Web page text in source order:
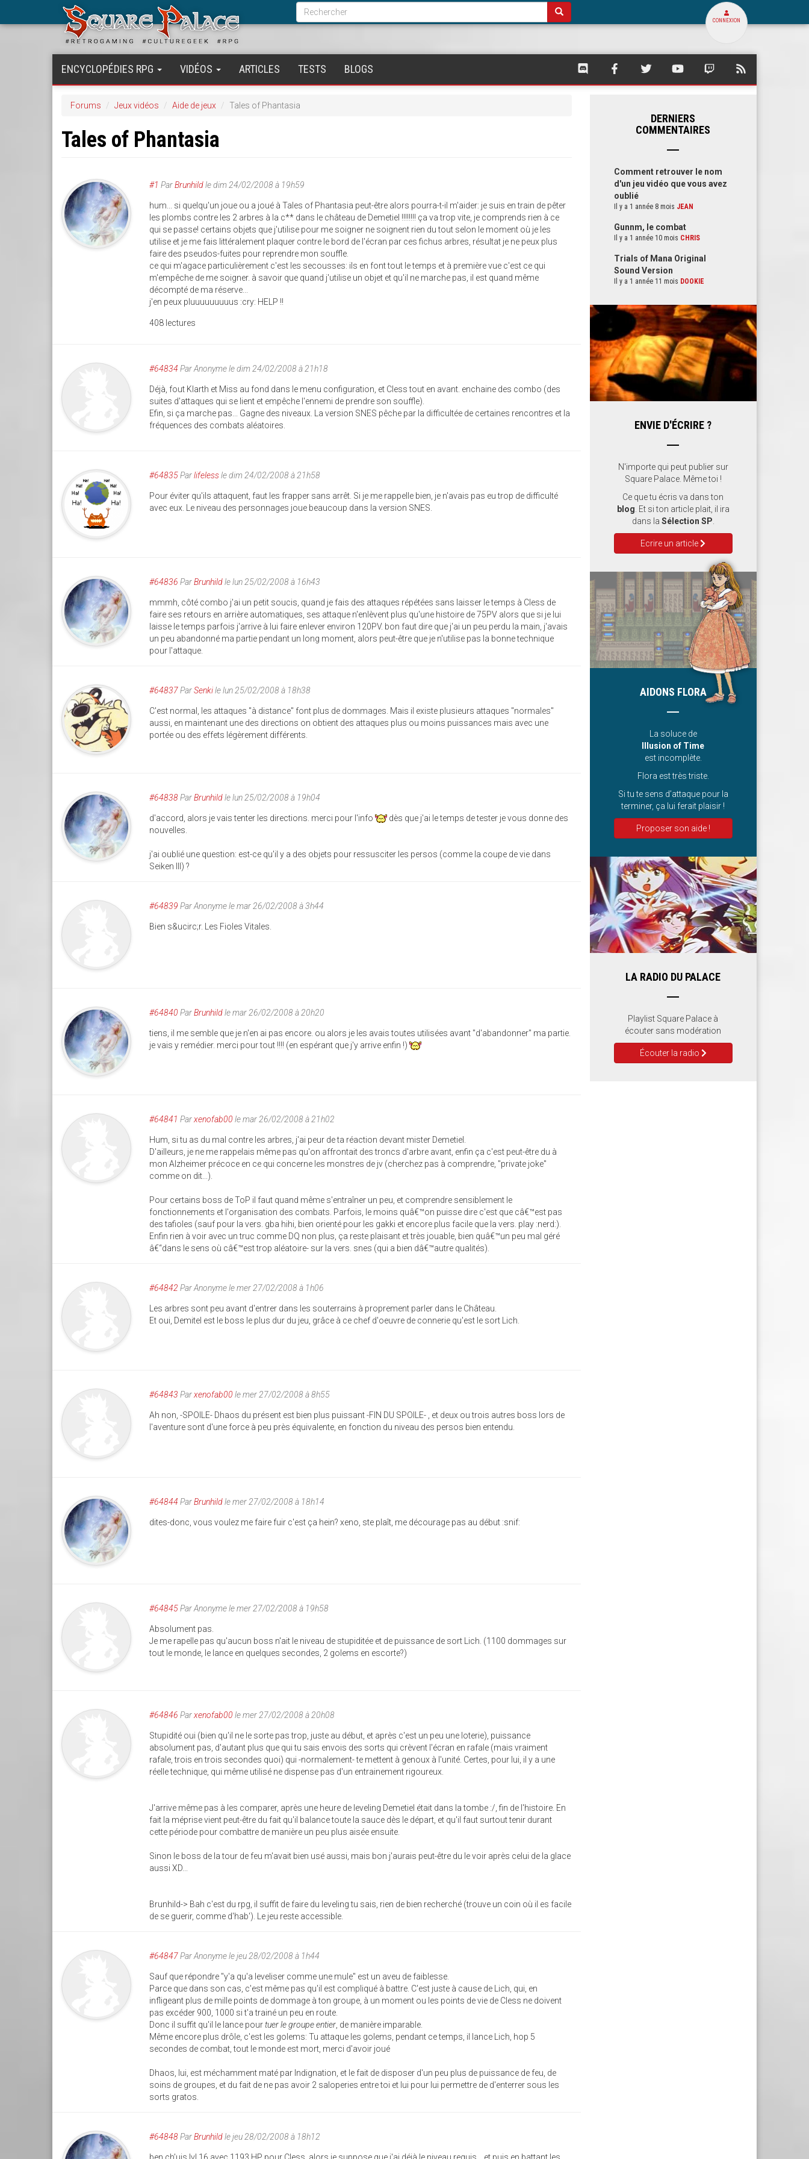
Formulaire
de
recherche
Rechercher
CONNEXION
ENCYCLOPÉDIES RPG VIDÉOS ARTICLES TESTS BLOGS
SQUARE
SQUARE SQUARE SQUARE SQUARE
Forums Jeux vidéos Aide de jeux Tales of Phantasia
Tales of Phantasia
#1 ParBrunhildledim 24/02/2008 à 19h59
hum... si quelqu'un joue ou a joué à Tales of Phantasia peut-être alors pourra-t-il m'aider: je suis en train de pêter
les plombs contre les 2 arbres à la c** dans le château de Demetiel !!!!!!!! ça va trop vite, je comprends rien à ce
qui se passe! certains objets que j'utilise pour me soigner ne soignent rien du tout selon le moment où je les
utilise et je me fais littéralement plaquer contre le bord de l'écran par ces fichus arbres, résultat je ne peux plus
faire des pseudos-fuites pour reprendre mon souffle.
ce qui m'agace particulièrement c'est les secousses: ils en font tout le temps et à première vue c'est ce qui
m'empêche de me soigner. à savoir que quand j'utilise un objet et qu'il ne marche pas, il est quand même
décompté de ma réserve...
j'en peux pluuuuuuuuus :cry: HELP !!
408 lectures
#64834 ParAnonymele dim 24/02/2008 à 21h18
Déjà, fout Klarth et Miss au fond dans le menu configuration, et Cless tout en avant. enchaine des combo (des
suites d'attaques qui se lient et empêche l'ennemi de prendre son souffle).
Efin, si ça marche pas... Gagne des niveaux. La version SNES pêche par la difficultée de certaines rencontres et la
fréquences des combats aléatoires.
#64835Parlifelessle dim 24/02/2008 à 21h58
Pour éviter qu'ils attaquent, faut les frapper sans arrêt. Si je me rappelle bien, je n'avais pas eu trop de difficulté
avec eux. Le niveau des personnages joue beaucoup dans la version SNES.
#64836 ParBrunhildle lun 25/02/2008 à 16h43
mmmh, côté combo j'ai un petit soucis, quand je fais des attaques répétées sans laisser le temps à Cless de
faire ses retours en arrière automatiques, ses attaque n'enlèvent plus qu'une histoire de 75PV alors que si je lui
laisse le temps parfois j'arrive à lui faire enlever environ 120PV. bon faut dire que j'ai un peu perdu la main, j'avais
un peu abandonné ma partie pendant un long moment, alors peut-être que je n'utilise pas la bonne technique
pour l'attaque.
#64837ParSenkile lun 25/02/2008 à 18h38
C'est normal, les attaques "à distance" font plus de dommages. Mais il existe plusieurs attaques "normales"
aussi, en maintenant une des directions on obtient des attaques plus ou moins puissances mais avec une
portée ou des effets légèrement différents.
#64838ParBrunhildle lun 25/02/2008 à 19h04
d'accord, alors je vais tenter les directions. merci pour l'info
dès que j'ai le temps de tester je vous donne des
nouvelles.
j'ai oublié une question: est-ce qu'il y a des objets pour ressusciter les persos (comme la coupe de vie dans
Seiken III) ?
#64839 ParAnonymele mar 26/02/2008 à 3h44
Bien s&ucirc;r. Les Fioles Vitales.
#64840 ParBrunhildle mar 26/02/2008 à 20h20
tiens, il me semble que je n'en ai pas encore. ou alors je les avais toutes utilisées avant "d'abandonner" ma partie.
je vais y remédier. merci pour tout !!!! (en espérant que j'y arrive enfin !)
#64841 Parxenofab00 le mar 26/02/2008 à 21h02
Hum, si tu as du mal contre les arbres, j'ai peur de ta réaction devant mister Demetiel.
D'ailleurs, je ne me rappelais même pas qu'on affrontait des troncs d'arbre avant, enfin ça c'est peut-être du à
mon Alzheimer précoce en ce qui concerne les monstres de jv (cherchez pas à comprendre, "private joke"
comme on dit...).
Pour certains boss de ToP il faut quand même s'entraîner un peu, et comprendre sensiblement le
fonctionnements et l'organisation des combats. Parfois, le moins quâ€™on puisse dire c'est que câ€™est pas
des tafioles (sauf pour la vers. gba hihi, bien orienté pour les gakki et encore plus facile que la vers. play :nerd:).
Enfin rien à voir avec un truc comme DQ non plus, ça reste plaisant et très jouable, bien quâ€™un peu mal géré
â€“dans le sens où câ€™est trop aléatoire- sur la vers. snes (qui a bien dâ€™autre qualités).
#64842 ParAnonymele mer 27/02/2008 à 1h06
Les arbres sont peu avant d'entrer dans les souterrains à proprement parler dans le Château.
Et oui, Demitel est le boss le plus dur du jeu, grâce à ce chef d'oeuvre de connerie qu'est le sort Lich.
#64843 Parxenofab00 le mer 27/02/2008 à 8h55
Ah non, -SPOILE- Dhaos du présent est bien plus puissant -FIN DU SPOILE- , et deux ou trois autres boss lors de
l'aventure sont d'une force à peu près équivalente, en fonction du niveau des persos bien entendu.
#64844 ParBrunhildle mer 27/02/2008 à 18h14
dites-donc, vous voulez me faire fuir c'est ça hein? xeno, ste plaît, me décourage pas au début :snif:
#64845ParAnonymele mer 27/02/2008 à 19h58
Absolument pas.
Je me rapelle pas qu'aucun boss n'ait le niveau de stupiditée et de puissance de sort Lich. (1100 dommages sur
tout le monde, le lance en quelques secondes, 2 golems en escorte?)
#64846 Parxenofab00 le mer 27/02/2008 à 20h08
Stupidité oui (bien qu'il ne le sorte pas trop, juste au début, et après c'est un peu une loterie), puissance
absolument pas, d'autant plus que qui tu sais envois des sorts qui crèvent l'écran en rafale (mais vraiment
rafale, trois en trois secondes quoi) qui -normalement- te mettent à genoux à l'unité. Certes, pour lui, il y a une
réelle technique, qui même utilisé ne dispense pas d'un entrainement rigoureux.
J'arrive même pas à les comparer, après une heure de leveling Demetiel était dans la tombe :/, fin de l'histoire. En
fait la méprise vient peut-être du fait qu'il balance toute la sauce dès le départ, et qu'il faut surtout tenir durant
cette période pour combattre de manière un peu plus aisée ensuite.
Sinon le boss de la tour de feu m'avait bien usé aussi, mais bon j'aurais peut-être du le voir après celui de la glace
aussi XD...
Brunhild-> Bah c'est du rpg, il suffit de faire du leveling tu sais, rien de bien recherché (trouve un coin où il es facile
de se guerir, comme d'hab'). Le jeu reste accessible.
#64847ParAnonymele jeu 28/02/2008 à 1h44
Sauf que répondre "y'a qu'a leveliser comme une mule" est un aveu de faiblesse.
Parce que dans son cas, c'est même pas qu'il est compliqué à battre. C'est juste à cause de Lich, qui, en
infligeant plus de mille points de dommage à ton groupe, à un moment ou les points de vie de Cless ne doivent
pas excéder 900, 1000 si t'a trainé un peu en route.
Donc il suffit qu'il le lance pourtuer le groupe entier , de manière imparable.
Même encore plus drôle, c'est les golems: Tu attaque les golems, pendant ce temps, il lance Lich, hop 5
secondes de combat, tout le monde est mort, merci d'avoir joué
Dhaos, lui, est méchamment maté par Indignation, et le fait de disposer d'un peu plus de puissance de feu, de
soins de groupes, et du fait de ne pas avoir 2 saloperies entre toi et lui pour lui permettre de d'enterrer sous les
sorts gratos.
#64848ParBrunhildle jeu 28/02/2008 à 18h12
DERNIERS
COMMENTAIRES
Comment retrouver le nom
d'un jeu vidéo que vous avez
oublié
Il y a 1 année 8 mois JEAN
Gunnm, le combat
Il y a 1 année 10 mois CHRIS
Trials of Mana Original
Sound Version
Il y a 1 année 11 mois DOOKIE
ENVIE D'ÉCRIRE ?
N'importe qui peut publier sur
Square Palace. Même toi !
Ce que tu écris va dans ton
blog . Et si ton article plait, il ira
dans la Sélection SP
Ecrire un article
AIDONS FLORA
La soluce de
Illusion of Time
est incomplète.
Flora est très triste.
Si tu te sens d’attaque pour la
terminer, ça lui ferait plaisir !
Proposer son aide !
LA RADIO DU PALACE
Playlist Square Palace à
écouter sans modération
Écouter la radio